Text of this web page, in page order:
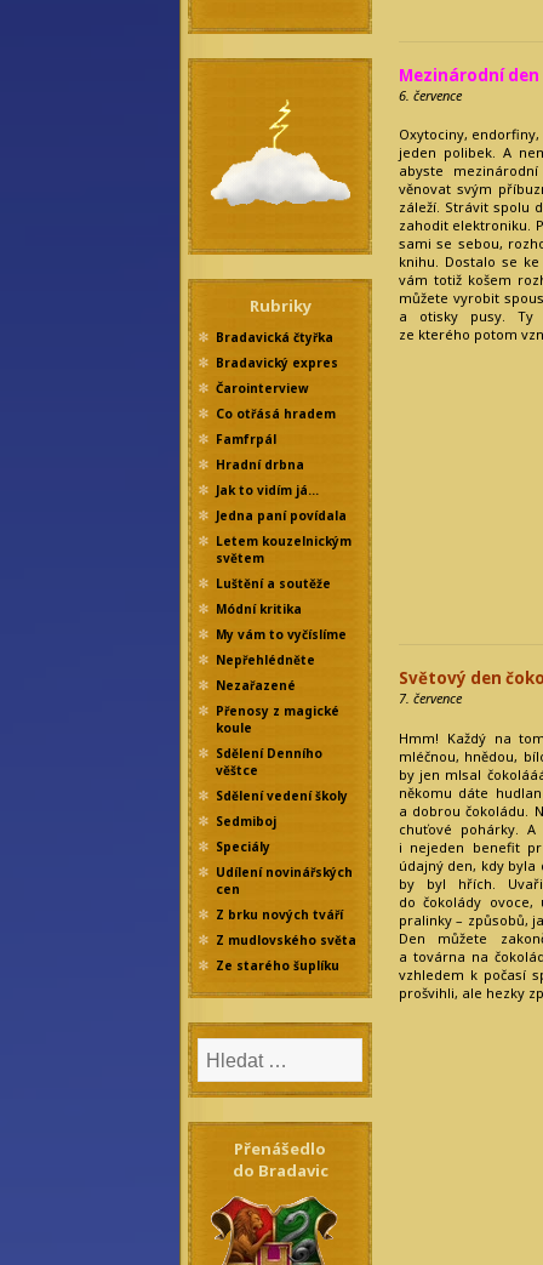
Rubriky
Bradavická čtyřka
Bradavický expres
Čarointerview
Co otřásá hradem
Famfrpál
Hradní drbna
Jak to vidím já…
Jedna paní povídala
Letem kouzelnickým
světem
Luštění a soutěže
Módní kritika
My vám to vyčíslíme
Nepřehlédněte
Nezařazené
Přenosy z magické
koule
Sdělení Denního
věštce
Sdělení vedení školy
Sedmiboj
Speciály
Udílení novinářských
cen
Z brku nových tváří
Z mudlovského světa
Ze starého šuplíku
Přenášedlo
do Bradavic
Mezinárodní
6. července
Oxytociny,
jeden polibek. A
abyste
věnovat svým
záleží. Strávit spolu
zahodit elektroniku.
sami se sebou,
knihu. Dostalo se
vám totiž košem
můžete vyrobit
a otisky pusy. Ty
ze kterého potom
Světový den
7. července
Hmm! Každý na
mléčnou, hnědou,
by jen mlsal
někomu dáte
a dobrou čokoládu.
chuťové pohárky.
i nejeden benefit
údajný den, kdy byla
by byl hřích.
do čokolády
pralinky – způsobů,
Den můžete
a továrna na
vzhledem k počasí
prošvihli, ale hezky